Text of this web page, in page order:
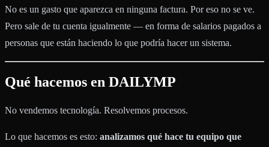
No es un gasto que aparezca en ninguna factura. Por eso no se ve.
Pero sale de tu cuenta igualmente — en forma de salarios pagados a
personas que están haciendo lo que podría hacer un sistema.
Qué hacemos en DAILYMP
No vendemos tecnología. Resolvemos procesos.
Lo que hacemos es esto: analizamos qué hace tu equipo que